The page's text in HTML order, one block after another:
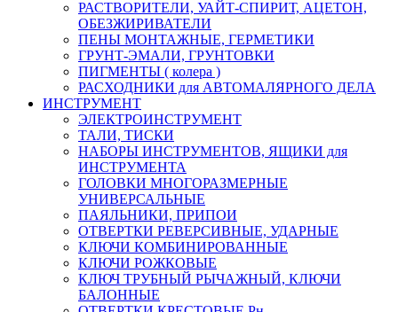
РАСТВОРИТЕЛИ, УАЙТ-СПИРИТ, АЦЕТОН,
ОБЕЗЖИРИВАТЕЛИ
ПЕНЫ МОНТАЖНЫЕ, ГЕРМЕТИКИ
ГРУНТ-ЭМАЛИ, ГРУНТОВКИ
ПИГМЕНТЫ ( колера )
РАСХОДНИКИ для АВТОМАЛЯРНОГО ДЕЛА
ИНСТРУМЕНТ
ЭЛЕКТРОИНСТРУМЕНТ
ТАЛИ, ТИСКИ
НАБОРЫ ИНСТРУМЕНТОВ, ЯЩИКИ для
ИНСТРУМЕНТА
ГОЛОВКИ МНОГОРАЗМЕРНЫЕ
УНИВЕРСАЛЬНЫЕ
ПАЯЛЬНИКИ, ПРИПОИ
ОТВЕРТКИ РЕВЕРСИВНЫЕ, УДАРНЫЕ
КЛЮЧИ КОМБИНИРОВАННЫЕ
КЛЮЧИ РОЖКОВЫЕ
КЛЮЧ ТРУБНЫЙ РЫЧАЖНЫЙ, КЛЮЧИ
БАЛОННЫЕ